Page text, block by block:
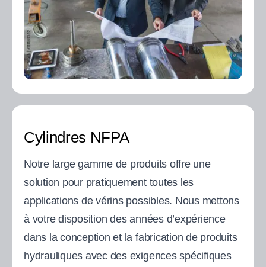
Cylindres NFPA
Notre large gamme de produits offre une
solution pour pratiquement toutes les
applications de vérins possibles. Nous mettons
à votre disposition des années d’expérience
dans la conception et la fabrication de produits
hydrauliques avec des exigences spécifiques